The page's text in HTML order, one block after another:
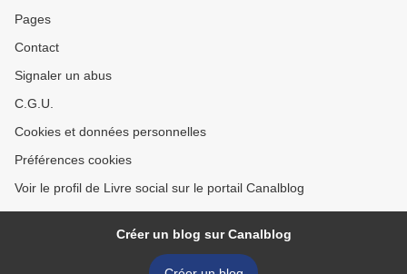
Pages
Contact
Signaler un abus
C.G.U.
Cookies et données personnelles
Préférences cookies
Voir le profil de Livre social sur le portail Canalblog
Créer un blog sur Canalblog